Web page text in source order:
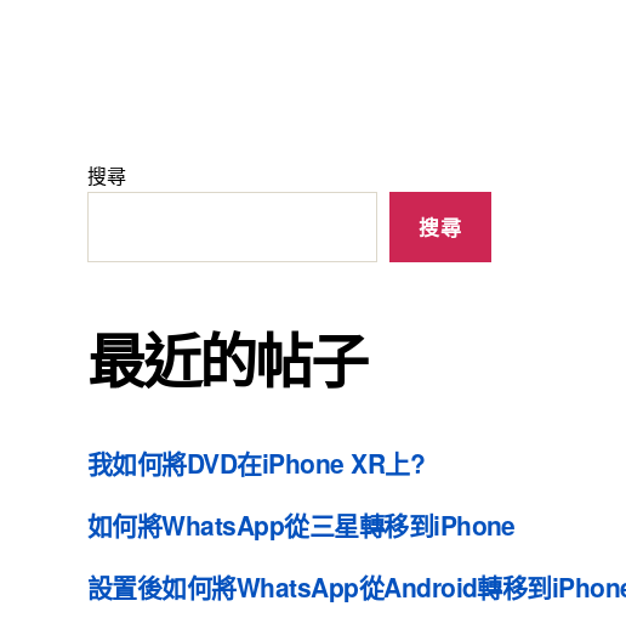
搜尋
搜尋
最近的帖子
我如何將DVD在iPhone XR上?
如何將WhatsApp從三星轉移到iPhone
設置後如何將WhatsApp從Android轉移到